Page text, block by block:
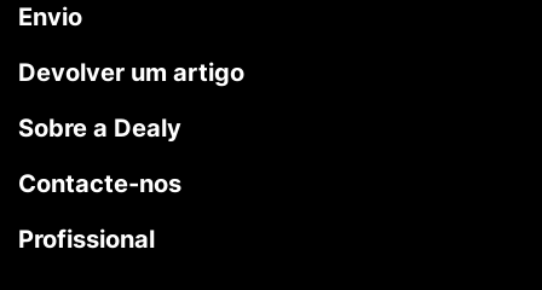
Envio
Devolver um artigo
Sobre a Dealy
Contacte-nos
Profissional